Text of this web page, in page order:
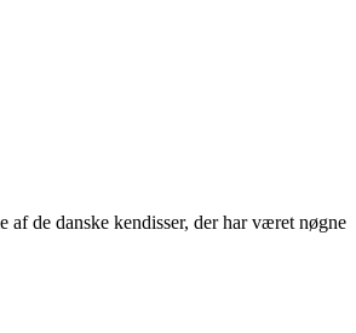
de danske kendisser, der har været nøgne